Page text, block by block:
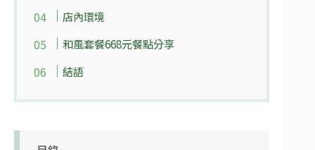
店內環境
和風套餐668元餐點分享
結語